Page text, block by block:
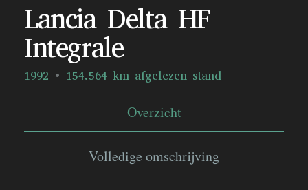
Lancia Delta HF
Integrale
1992 154.564 km afgelezen stand
Overzicht
Volledige omschrijving